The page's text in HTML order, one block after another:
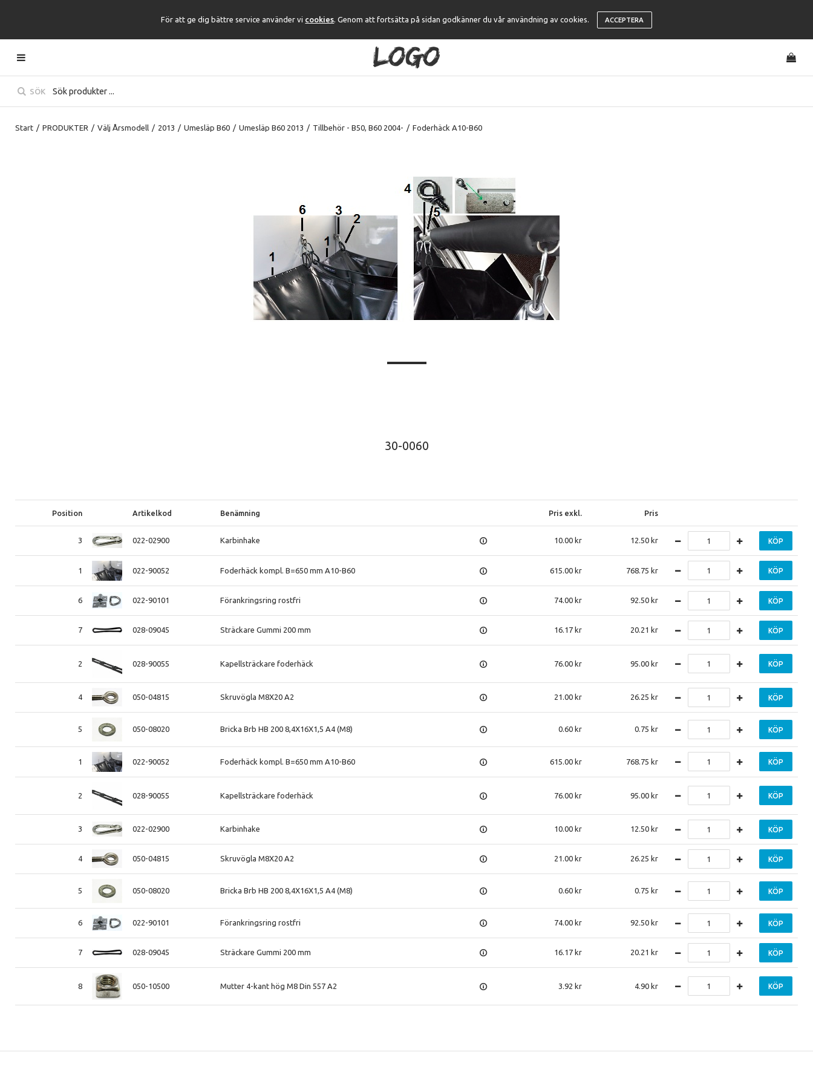
För att ge dig bättre service använder vi cookies. Genom att fortsätta på sidan godkänner du vår användning av cookies. ACCEPTERA
SÖK
Start / PRODUKTER / Välj Årsmodell / 2013 / Umesläp B60 / Umesläp B60 2013 / Tillbehör - B50, B60 2004- / Foderhäck A10-B60
30-0060
Position Artikelkod Benämning Pris exkl. Pris
3 022-02900 Karbinhake 10.00 12.50 KÖP
1 022-90052 Foderhäck kompl. B=650 mm A10-B60 615.00 768.75 KÖP
6 022-90101 Förankringsring rostfri 74.00 92.50 KÖP
7 028-09045 Sträckare Gummi 200 mm 16.17 20.21 KÖP
2 028-90055 Kapellsträckare foderhäck 76.00 95.00 KÖP
4 050-04815 Skruvögla M8X20 A2 21.00 26.25 KÖP
5 050-08020 Bricka Brb HB 200 8,4X16X1,5 A4 (M8) 0.60 0.75 KÖP
1 022-90052 Foderhäck kompl. B=650 mm A10-B60 615.00 768.75 KÖP
2 028-90055 Kapellsträckare foderhäck 76.00 95.00 KÖP
3 022-02900 Karbinhake 10.00 12.50 KÖP
4 050-04815 Skruvögla M8X20 A2 21.00 26.25 KÖP
5 050-08020 Bricka Brb HB 200 8,4X16X1,5 A4 (M8) 0.60 0.75 KÖP
6 022-90101 Förankringsring rostfri 74.00 92.50 KÖP
7 028-09045 Sträckare Gummi 200 mm 16.17 20.21 KÖP
8 050-10500 Mutter 4-kant hög M8 Din 557 A2 3.92 4.90 KÖP